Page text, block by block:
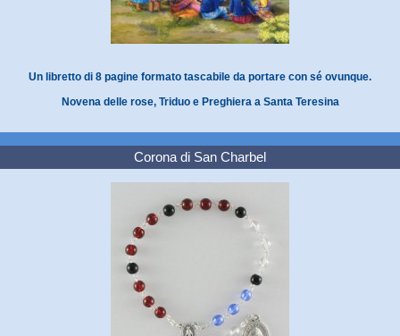
Un libretto di 8 pagine formato tascabile da portare con sé ovunque.
Novena delle rose, Triduo e Preghiera a Santa Teresina
Corona di San Charbel